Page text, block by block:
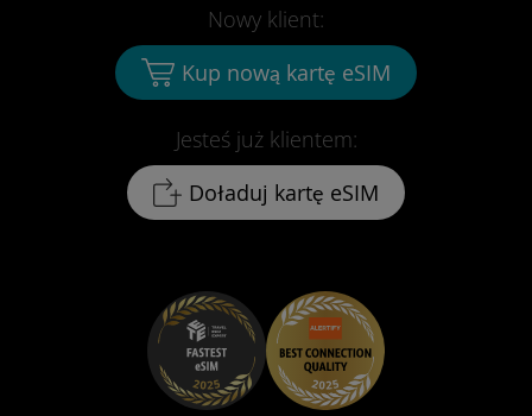
Jesteś już klientem:
Doładuj kartę eSIM
Nowy klient:
Kup nową kartę eSIM